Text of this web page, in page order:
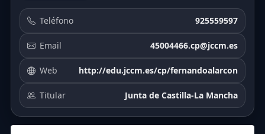
Teléfono 925559597
Email 45004466.cp@jccm.es
Web http://edu.jccm.es/cp/fernandoalarcon
Titular Junta de Castilla-La Mancha